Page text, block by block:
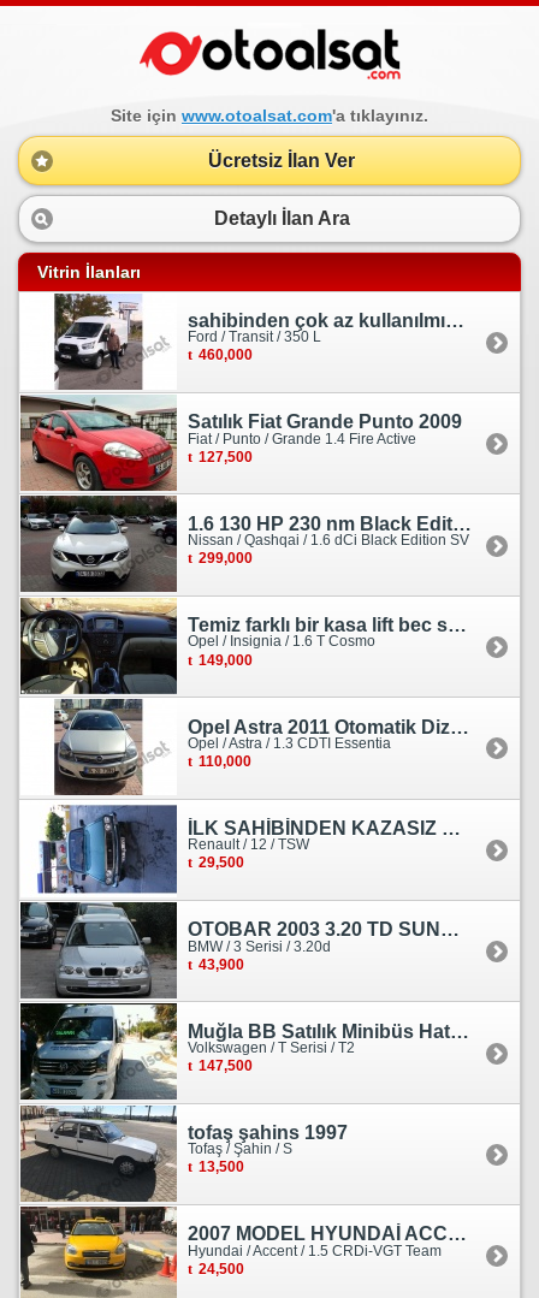
Site için www.otoalsat.com'a tıklayınız.
Ücretsiz İlan Ver
Detaylı İlan Ara
Vitrin İlanları
sahibinden çok az kullanılmış orjinal ford transit
Ford / Transit / 350 L
460,000
Satılık Fiat Grande Punto 2009
Fiat / Punto / Grande 1.4 Fire Active
127,500
1.6 130 HP 230 nm Black Edition servis bakımlı
Nissan / Qashqai / 1.6 dCi Black Edition SV
299,000
Temiz farklı bir kasa lift bec sedan görünümlü heçbek
Opel / Insignia / 1.6 T Cosmo
149,000
Opel Astra 2011 Otomatik Dizel Tramersiz Essentia
Opel / Astra / 1.3 CDTI Essentia
110,000
İLK SAHİBİNDEN KAZASIZ HASARSIZ BOYASIZ DEĞİŞENSİZ TAM ORJİNAL RENO
Renault / 12 / TSW
29,500
OTOBAR 2003 3.20 TD SUNROOF DERİ OTOMATİK DİZEL EMSALSİZ
BMW / 3 Serisi / 3.20d
43,900
Muğla BB Satılık Minibüs Hatı Volkswagen Crafter
Volkswagen / T Serisi / T2
147,500
tofaş şahins 1997
Tofaş / Şahin / S
13,500
2007 MODEL HYUNDAİ ACCENT ERA MOTOR YENİ YAPILDI
Hyundai / Accent / 1.5 CRDi-VGT Team
24,500